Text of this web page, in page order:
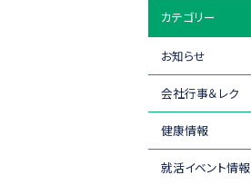
カテゴリー
お知らせ
会社行事＆レク
健康情報
就活イベント情報